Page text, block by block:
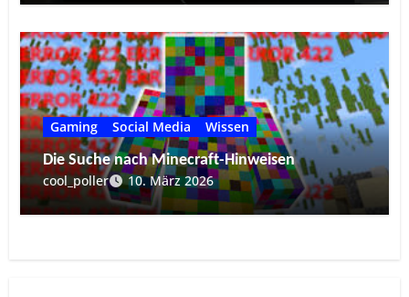
Gaming Social Media
Wissen
Die Suche nach Minecraft-Hinweisen
cool_poller
10. März 2026